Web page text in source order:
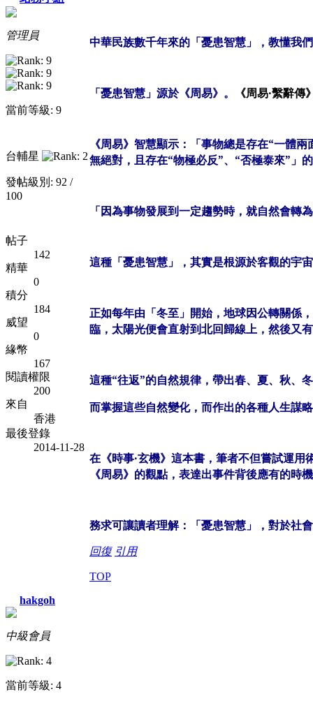
管理員
當前等級: 9
台輔星
發帖級別: 92 /
100
帖子
142
精華
0
積分
184
威望
0
緣幣
167
閱讀權限
200
來自
香港
最後登錄
2014-11-28
中華民族數千年來的「憂患智慧」，教懂我
「憂患智慧」源於《周易》 。 《周易‧繫辭傳
《周易》智慧顯示：「事物總是存在“一體
無絕對，且存在“物極必反”、“否極泰來”」
「因為事物發展到一定趨勢時，就自然會轉
這種 「憂患智慧」，其實是根源於客觀的宇
正如每年由「冬至」開始，地球因公轉關係
臨，太陽光便會直射到北回歸線上，然後又
這種“往返”的自然規律，帶出春、夏、秋、
而掌握這些自然變化，而作出的各種人生謀
在《時事‧玄機》這本書，筆者不但嘗試運
《周易》的觀點， 表達出事件背後應有的時
務求可讓讀者理解：「憂患智慧」，對於社
回復 引用
TOP
hakgoh
中級會員
當前等級: 4